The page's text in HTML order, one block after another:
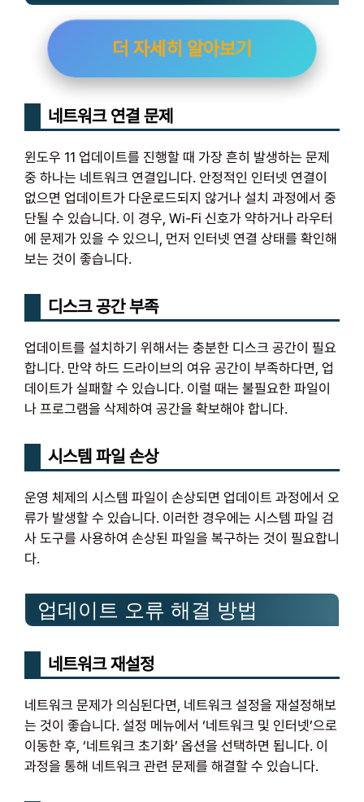
더 자세히 알아보기
네트워크 연결 문제
윈도우 11 업데이트를 진행할 때 가장 흔히 발생하는 문제
중 하나는 네트워크 연결입니다. 안정적인 인터넷 연결이
없으면 업데이트가 다운로드되지 않거나 설치 과정에서 중
단될 수 있습니다. 이 경우, Wi-Fi 신호가 약하거나 라우터
에 문제가 있을 수 있으니, 먼저 인터넷 연결 상태를 확인해
보는 것이 좋습니다.
디스크 공간 부족
업데이트를 설치하기 위해서는 충분한 디스크 공간이 필요
합니다. 만약 하드 드라이브의 여유 공간이 부족하다면, 업
데이트가 실패할 수 있습니다. 이럴 때는 불필요한 파일이
나 프로그램을 삭제하여 공간을 확보해야 합니다.
시스템 파일 손상
운영 체제의 시스템 파일이 손상되면 업데이트 과정에서 오
류가 발생할 수 있습니다. 이러한 경우에는 시스템 파일 검
사 도구를 사용하여 손상된 파일을 복구하는 것이 필요합니
다.
업데이트 오류 해결 방법
네트워크 재설정
네트워크 문제가 의심된다면, 네트워크 설정을 재설정해보
는 것이 좋습니다. 설정 메뉴에서 ‘네트워크 및 인터넷’으로
이동한 후, ‘네트워크 초기화’ 옵션을 선택하면 됩니다. 이
과정을 통해 네트워크 관련 문제를 해결할 수 있습니다.